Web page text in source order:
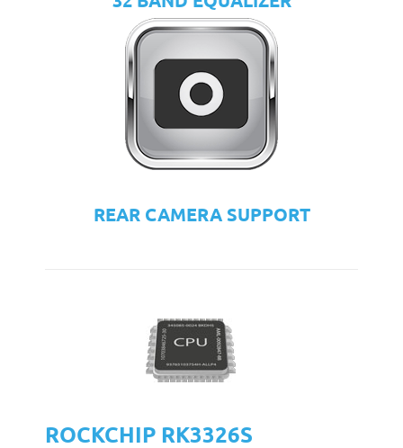
REAR CAMERA SUPPORT
ROCKCHIP RK3326S